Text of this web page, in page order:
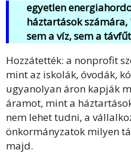
egyetlen
háztartások számára,
sem a víz, sem a
Hozzátették: a nonprofit
mint az iskolák, óvodák,
ugyanolyan áron kapják
áramot, mint a
nem lehet tudni, a
önkormányzatok milyen
majd.